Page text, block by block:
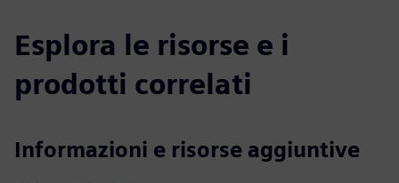
Esplora le risorse e i
prodotti correlati
Informazioni e risorse aggiuntive